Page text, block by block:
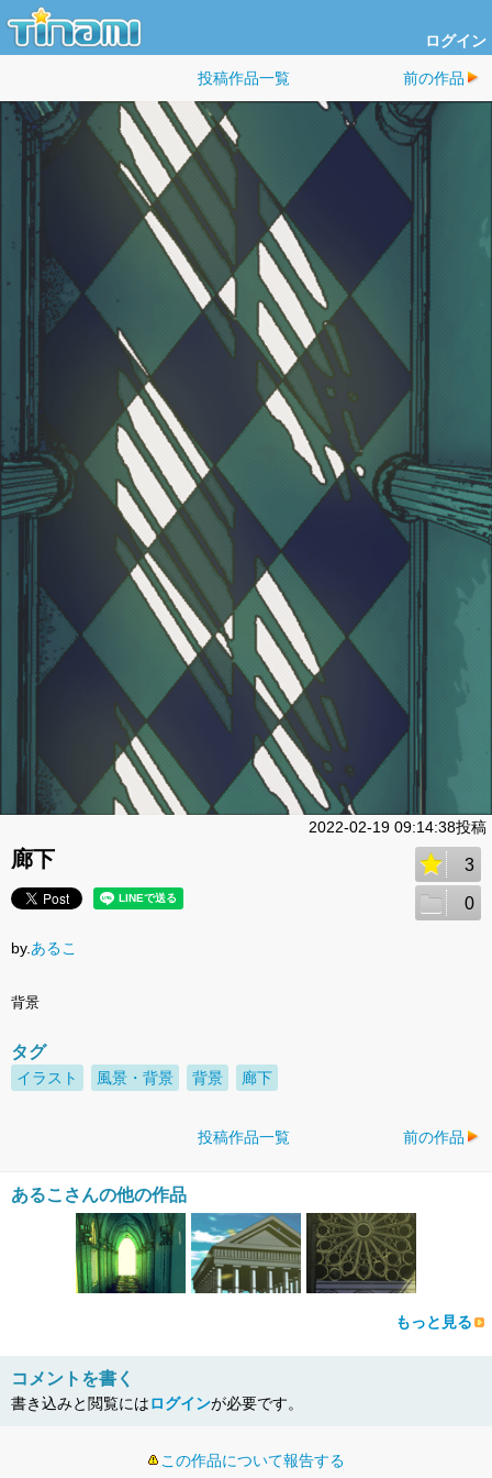
ログイン
投稿作品一覧 前の作品
2022-02-19 09:14:38投稿
廊下 3
0
by.あるこ
背景
タグ
イラスト 風景・背景 背景 廊下
投稿作品一覧 前の作品
あるこさんの他の作品
もっと見る
コメントを書く
書き込みと閲覧にはログインが必要です。
この作品について報告する